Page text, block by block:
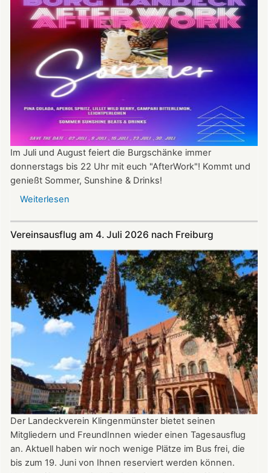
Im Juli und August feiert die Burgschänke immer
donnerstags bis 22 Uhr mit euch "AfterWork"! Kommt und
genießt Sommer, Sunshine & Drinks!
Weiterlesen
und
August
der
Burg:
After
Work
donnerstags
22:00
Uhr
Vereinsausflug am 4. Juli 2026 nach Freiburg
Der Landeckverein Klingenmünster bietet seinen
Mitgliedern und FreundInnen wieder einen Tagesausflug
an. Aktuell haben wir noch wenige Plätze im Bus frei, die
bis zum 19. Juni von Ihnen reserviert werden können.